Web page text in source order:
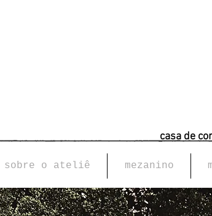
casa de
sobre o ateliê mezanino